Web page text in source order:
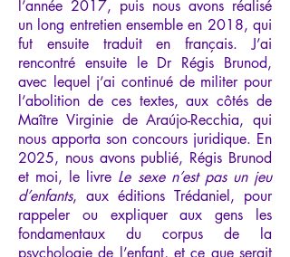
l’année 2017, puis nous avons réalisé
un long entretien ensemble en 2018, qui
fut ensuite traduit en français. J’ai
rencontré ensuite le Dr Régis Brunod,
avec lequel j’ai continué de militer pour
l’abolition de ces textes, aux côtés de
Maître Virginie de Araújo-Recchia, qui
nous apporta son concours juridique. En
2025, nous avons publié, Régis Brunod
et moi, le livre Le sexe n’est pas un jeu
d’enfants, aux éditions Trédaniel, pour
rappeler ou expliquer aux gens les
fondamentaux du corpus de la
psychologie de l’enfant, et ce que serait